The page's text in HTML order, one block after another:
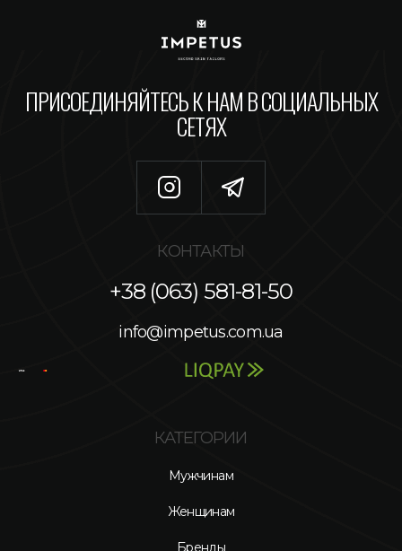
ПРИСОЕДИНЯЙТЕСЬ К НАМ В СОЦИАЛЬНЫХ
СЕТЯХ
КОНТАКТЫ
+38 (063) 581-81-50
info@impetus.com.ua
КАТЕГОРИИ
Мужчинам
Женщинам
Бренды